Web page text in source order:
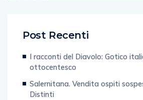
Post Recenti
I racconti del Diavolo: Gotico
ottocentesco
Salernitana. Vendita ospiti
Distinti